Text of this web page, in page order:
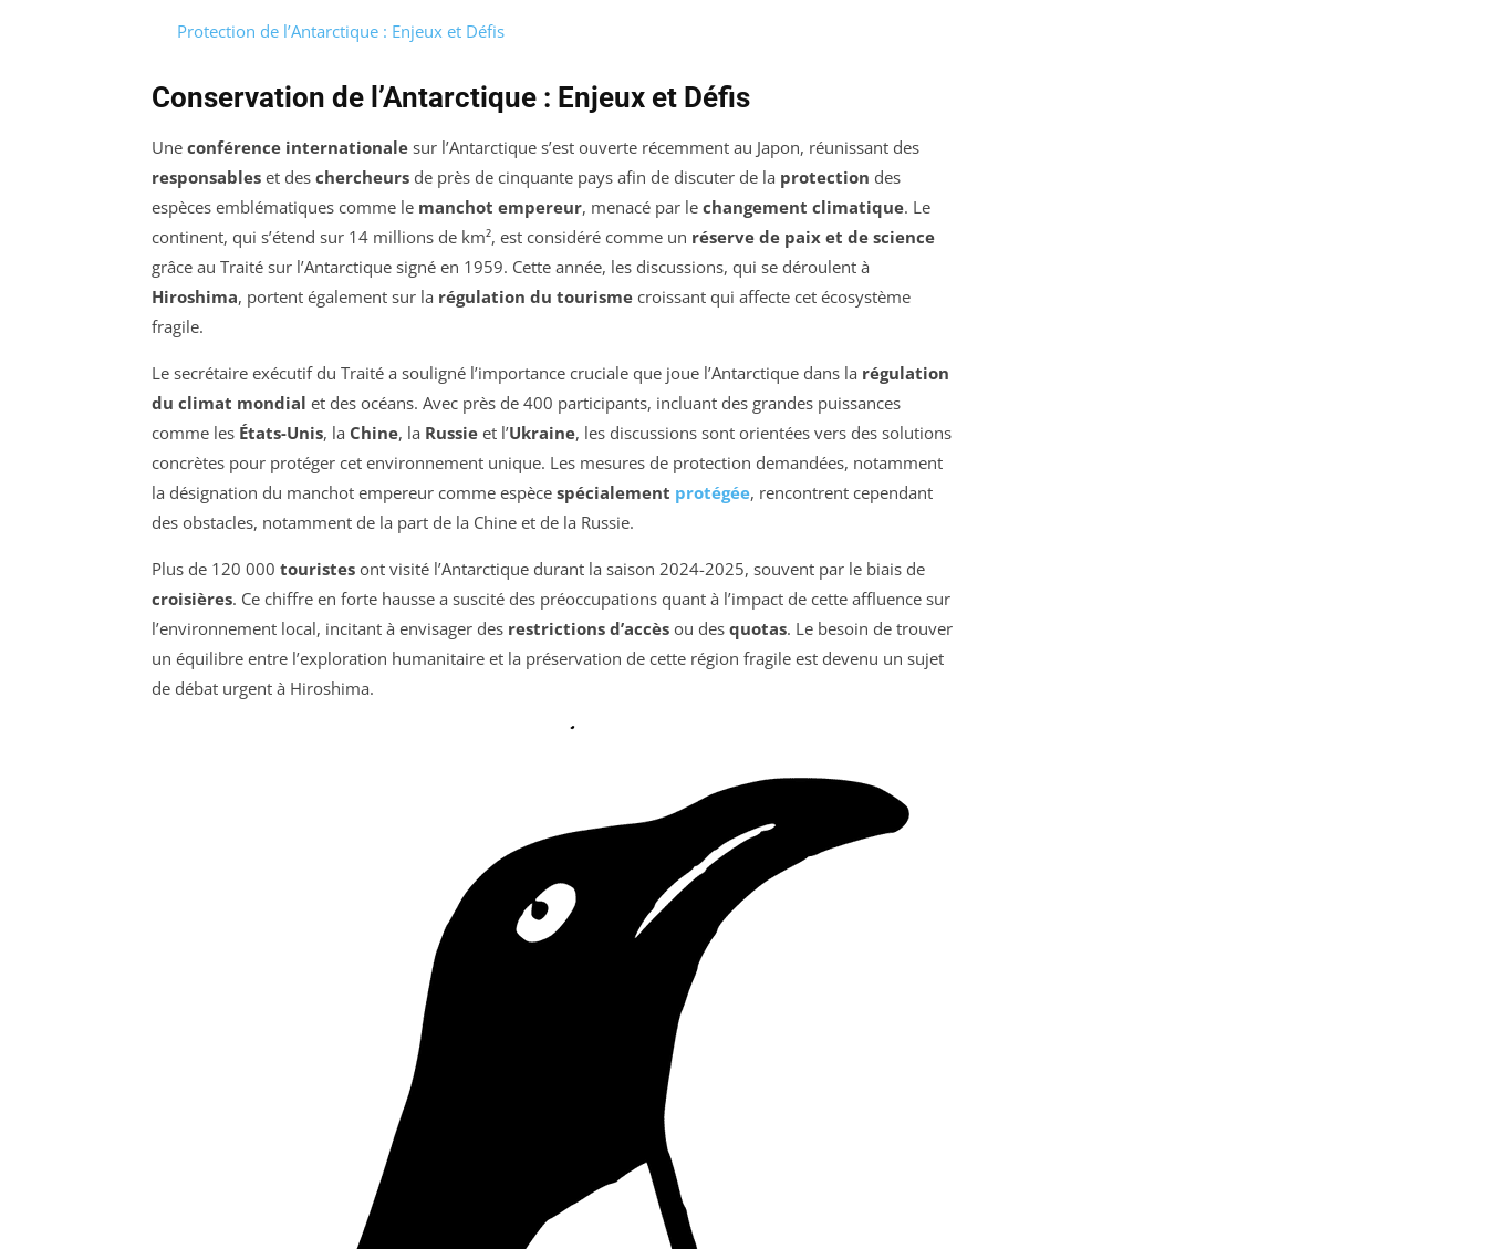
Protection de l’Antarctique : Enjeux et Défis
Conservation de l’Antarctique : Enjeux et Défis
Une conférence internationale sur l’Antarctique s’est ouverte récemment au Japon, réunissant des
responsables et des chercheurs de près de cinquante pays afin de discuter de la protection des
espèces emblématiques comme le manchot empereur, menacé par le changement climatique. Le
continent, qui s’étend sur 14 millions de km², est considéré comme un réserve de paix et de science
grâce au Traité sur l’Antarctique signé en 1959. Cette année, les discussions, qui se déroulent à
Hiroshima, portent également sur la régulation du tourisme croissant qui affecte cet écosystème
fragile.
Le secrétaire exécutif du Traité a souligné l’importance cruciale que joue l’Antarctique dans la régulation
du climat mondial et des océans. Avec près de 400 participants, incluant des grandes puissances
comme les États-Unis, la Chine, la Russie et l’Ukraine, les discussions sont orientées vers des solutions
concrètes pour protéger cet environnement unique. Les mesures de protection demandées, notamment
la désignation du manchot empereur comme espèce spécialement protégée, rencontrent cependant
des obstacles, notamment de la part de la Chine et de la Russie.
Plus de 120 000 touristes ont visité l’Antarctique durant la saison 2024-2025, souvent par le biais de
croisières. Ce chiffre en forte hausse a suscité des préoccupations quant à l’impact de cette affluence sur
l’environnement local, incitant à envisager des restrictions d’accès ou des quotas. Le besoin de trouver
un équilibre entre l’exploration humanitaire et la préservation de cette région fragile est devenu un sujet
de débat urgent à Hiroshima.